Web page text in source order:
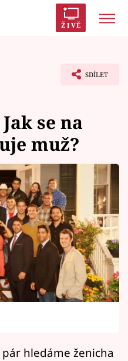
ŽIVĚ
Vary
SDÍLET
se na
muž?
hledáme ženicha